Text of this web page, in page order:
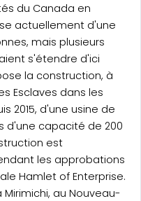
du Canada en
actuellement d'une
mais plusieurs
s'étendre d'ici
la construction, à
Esclaves dans les
2015, d'une usine de
d'une capacité de 200
est
les approbations
Hamlet of Enterprise.
Mirimichi, au Nouveau-